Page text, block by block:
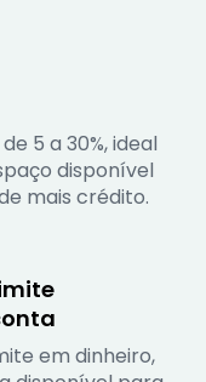
5 a 30%, ideal
disponível
mais crédito.
em dinheiro,